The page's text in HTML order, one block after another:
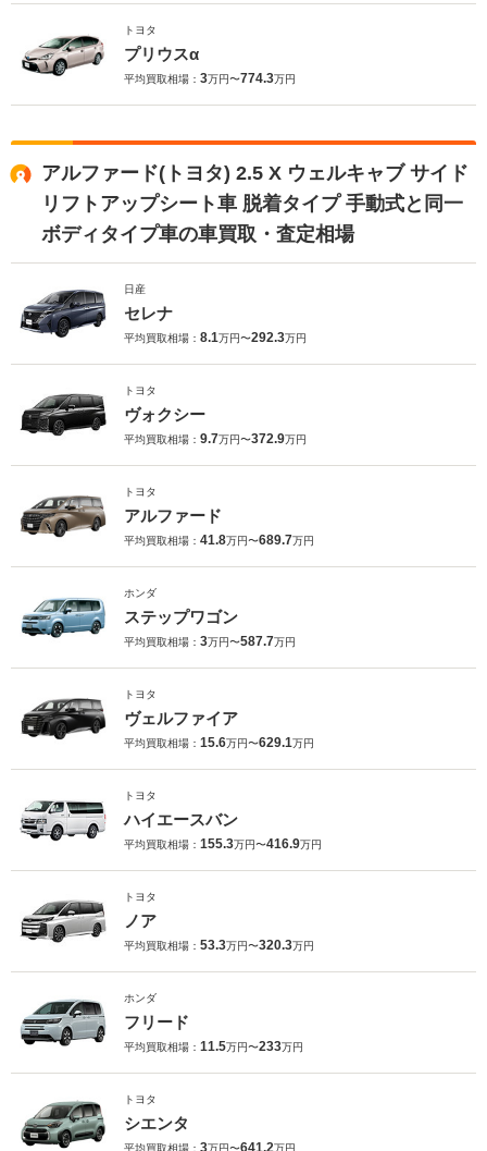
トヨタ
プリウスα
平均買取相場： 3万円〜774.3万円
アルファード(トヨタ) 2.5 X ウェルキャブ サイド
リフトアップシート車 脱着タイプ 手動式と同一
ボディタイプ車の車買取・査定相場
日産
セレナ
平均買取相場： 8.1万円〜292.3万円
トヨタ
ヴォクシー
平均買取相場： 9.7万円〜372.9万円
トヨタ
アルファード
平均買取相場： 41.8万円〜689.7万円
ホンダ
ステップワゴン
平均買取相場： 3万円〜587.7万円
トヨタ
ヴェルファイア
平均買取相場： 15.6万円〜629.1万円
トヨタ
ハイエースバン
平均買取相場： 155.3万円〜416.9万円
トヨタ
ノア
平均買取相場： 53.3万円〜320.3万円
ホンダ
フリード
平均買取相場： 11.5万円〜233万円
トヨタ
シエンタ
平均買取相場： 万円〜 万円